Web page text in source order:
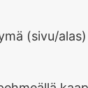
(sivu/